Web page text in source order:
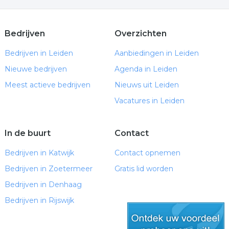
Afzuigkap gat boren — ACTIE €180 | Compleet
Geef je interieur een luxe upgrade: De magie van
Kunststof eetkamerstoelen: stijlvol, praktisch en
tijdloos
Weetje #4: Keizer Kangxi en de bijzondere
Verlichting bij overgangsklachten
Slangencollier
Translucent kleuren
Nieuw in het assortiment: 6 nieuwe Cernit
Translucent kleuren
Ik heb de energie gevolgd: Praktijk Reiju Tai gaat
ambulant!
Robuuste picknicktafels op maat voor jarenlang
Bedrijven
Bedrijven in Leiden
Nieuwe bedrijven
Meest actieve bedrijven
Overzichten
Aanbiedingen in Leiden
Agenda in Leiden
Nieuws uit Leiden
Vacatures in Leiden
In de buurt
Bedrijven in Katwijk
Bedrijven in Zoetermeer
Bedrijven in Denhaag
Bedrijven in Rijswijk
Contact
Contact opnemen
Gratis lid worden